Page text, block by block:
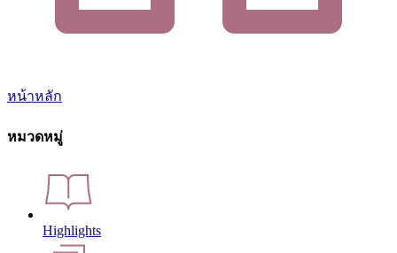
หน้าหลัก
หมวดหมู่
Highlights